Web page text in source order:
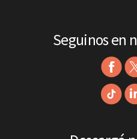
Seguinos en